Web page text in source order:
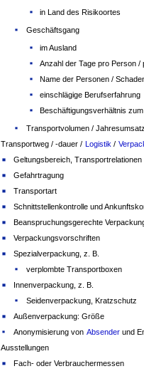
in Land des Risikoortes
Geschäftsgang
im Ausland
Anzahl der Tage pro Person /
Name der Personen /
einschlägige Berufserfahrung
Beschäftigungsverhältnis
Transportvolumen /
Transportweg / -dauer /
Logistik /
Geltungsbereich, Transportrelationen
Gefahrtragung
Transportart
Schnittstellenkontrolle und
Beanspruchungsgerechte
Verpackungsvorschriften
Spezialverpackung, z. B.
verplombte Transportboxen
Innenverpackung, z. B.
Seidenverpackung, Kratzschutz
Außenverpackung: Größe
Anonymisierung von Absender und
Ausstellungen
Fach- oder Verbrauchermessen